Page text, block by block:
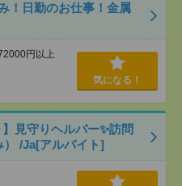
！日勤のお仕事！金属
円以上
気になる！
見守りヘルパー✨訪問
/Ja[アルバイト]